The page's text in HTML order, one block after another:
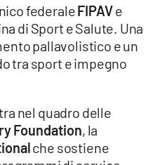
federaleFIPAVe
di Sport e Salute. Una
pallavolistico e un
tra sport e impegno
nel quadro delle
Foundation, la
che sostiene